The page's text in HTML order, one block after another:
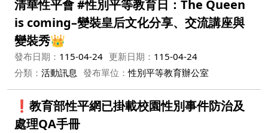
清華性平會 #性別平等教育日：The Queen
is coming–變裝皇后文化分享、交流講座與
變裝秀👑
發布日期： 115-04-24 更新日期： 115-04-24
分類： 活動訊息 發布單位：性別平等教育辦公室
❗️教育部性平網已掛載校園性別事件防治及
處理QA手冊